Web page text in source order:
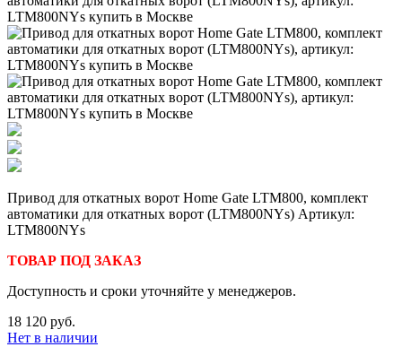
Привод для откатных ворот Home Gate LTM800, комплект
автоматики для откатных ворот (LTM800NYs) Артикул:
LTM800NYs
ТОВАР ПОД ЗАКАЗ
Доступность и сроки уточняйте у менеджеров.
18 120 руб.
Нет в наличии